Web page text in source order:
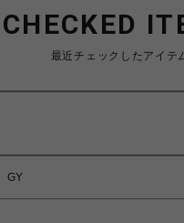
CHECKED
最近チェックしたアイテ
GY